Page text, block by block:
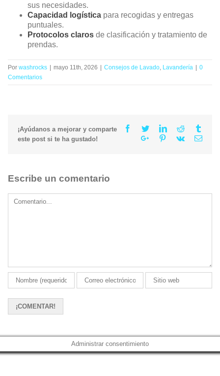
sus necesidades.
Capacidad logística para recogidas y entregas
puntuales.
Protocolos claros de clasificación y tratamiento de
prendas.
Por washrocks mayo 11th, 2026 Consejos de Lavado, Lavandería
0
Comentarios
¡Ayúdanos a mejorar y comparte
este post si te ha gustado!
Facebook
TwitterLinkedinReddit
Google+Pinterest
Vk Email
Escribe un comentario
Comment
Administrar consentimiento